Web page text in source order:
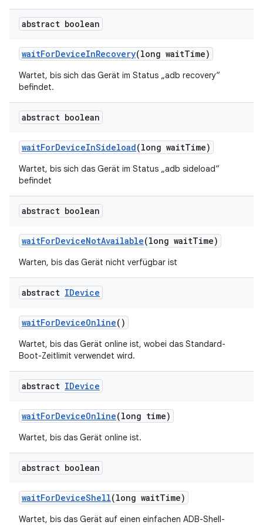
abstract boolean
waitForDeviceInRecovery(long waitTime)
Wartet, bis sich das Gerät im Status „adb recovery“
befindet.
abstract boolean
waitForDeviceInSideload(long waitTime)
Wartet, bis sich das Gerät im Status „adb sideload“
befindet
abstract boolean
waitForDeviceNotAvailable(long waitTime)
Warten, bis das Gerät nicht verfügbar ist
abstract IDevice
waitForDeviceOnline()
Wartet, bis das Gerät online ist, wobei das Standard-
Boot-Zeitlimit verwendet wird.
abstract IDevice
waitForDeviceOnline(long time)
Wartet, bis das Gerät online ist.
abstract boolean
waitForDeviceShell(long waitTime)
Wartet, bis das Gerät auf einen einfachen ADB-Shell-